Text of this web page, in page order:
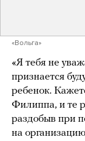
«Вольга»
«Я тебя не
признается
ребенок.
Филиппа, и те
раздобыв при
на